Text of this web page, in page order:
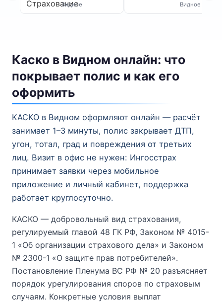
Видное Видное
Каско в Видном онлайн: что
покрывает полис и как его
оформить
КАСКО в Видном оформляют онлайн — расчёт
занимает 1–3 минуты, полис закрывает ДТП,
угон, тотал, град и повреждения от третьих
лиц. Визит в офис не нужен: Ингосстрах
принимает заявки через мобильное
приложение и личный кабинет, поддержка
работает круглосуточно.
КАСКО — добровольный вид страхования,
регулируемый главой 48 ГК РФ, Законом № 4015-
1 «Об организации страхового дела» и Законом
№ 2300-1 «О защите прав потребителей».
Постановление Пленума ВС РФ № 20 разъясняет
порядок урегулирования споров по страховым
случаям. Конкретные условия выплат